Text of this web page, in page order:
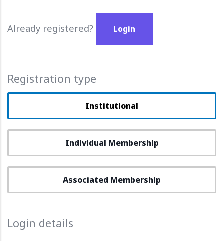
Already registered? Login
Registration type
Institutional
Individual Membership
Associated Membership
Login details